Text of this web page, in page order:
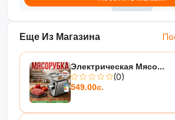
Еще Из Магазина
Электрическая Мясо...
(0)
549.00с.